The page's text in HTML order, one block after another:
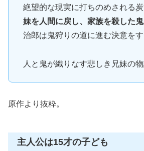
絶望的な現実に打ちのめされる炭
妹を人間に戻し、家族を殺した
治郎は鬼狩りの道に進む決意をす
人と鬼が織りなす悲しき兄妹の
原作より抜粋。
主人公は15才の子ども